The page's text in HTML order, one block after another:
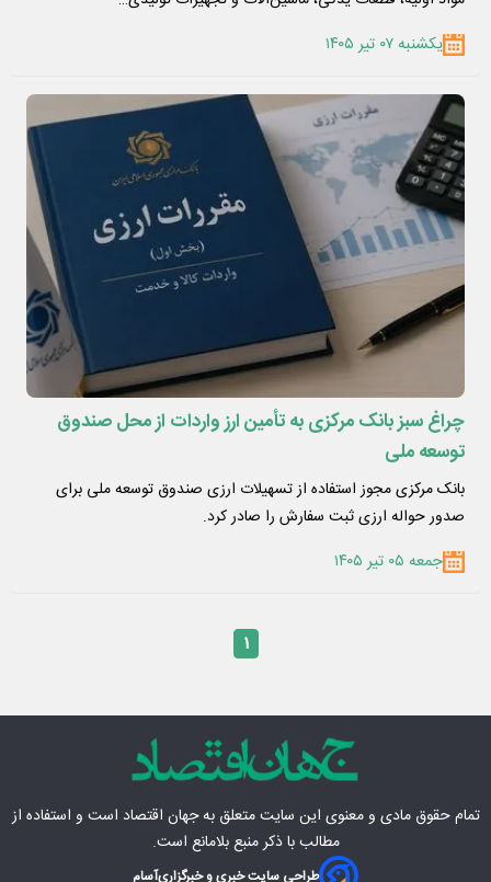
یکشنبه ۰۷ تیر ۱۴۰۵
چراغ سبز بانک مرکزی به تأمین ارز واردات از محل صندوق
توسعه ملی
بانک مرکزی مجوز استفاده از تسهیلات ارزی صندوق توسعه ملی برای
صدور حواله ارزی ثبت سفارش را صادر کرد.
جمعه ۰۵ تیر ۱۴۰۵
۱
تمام حقوق مادی‌ و معنوی این سایت متعلق بهجهان اقتصاد است و استفاده از
مطالب با ذکر منبع بلامانع است.
طراحی سایت خبری و خبرگزاریآسام